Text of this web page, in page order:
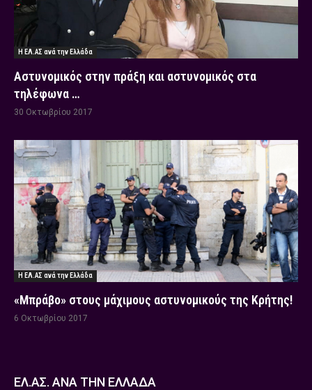
Η ΕΛ.ΑΣ ανά την Ελλάδα
Αστυνομικός στην πράξη και αστυνομικός στα
τηλέφωνα …
30 Οκτωβρίου 2017
Η ΕΛ.ΑΣ ανά την Ελλάδα
«Μπράβο» στους μάχιμους αστυνομικούς της Κρήτης!
6 Οκτωβρίου 2017
ΕΛ.ΑΣ. ΑΝΑ ΤΗΝ ΕΛΛΑΔΑ